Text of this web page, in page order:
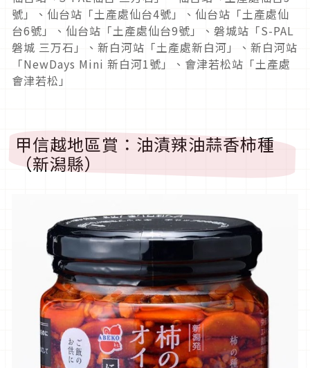
號」、仙台站「土產處仙台4號」、仙台站「土產處仙
台6號」、仙台站「土產處仙台9號」、磐城站「S-PAL
磐城 三万石」、新白河站「土產處新白河」、新白河站
「NewDays Mini 新白河1號」、會津若松站「土產處
會津若松」
甲信越地區賞：油漬辣油蒜香柿種
（新潟縣）